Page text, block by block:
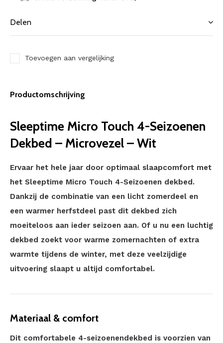
Delen
Toevoegen aan vergelijking
Productomschrijving
Sleeptime Micro Touch 4-Seizoenen
Dekbed – Microvezel – Wit
Ervaar het hele jaar door optimaal slaapcomfort met
het Sleeptime Micro Touch 4-Seizoenen dekbed.
Dankzij de combinatie van een licht zomerdeel en
een warmer herfstdeel past dit dekbed zich
moeiteloos aan ieder seizoen aan. Of u nu een luchtig
dekbed zoekt voor warme zomernachten of extra
warmte tijdens de winter, met deze veelzijdige
uitvoering slaapt u altijd comfortabel.
Materiaal & comfort
Dit comfortabele 4-seizoenendekbed is voorzien van